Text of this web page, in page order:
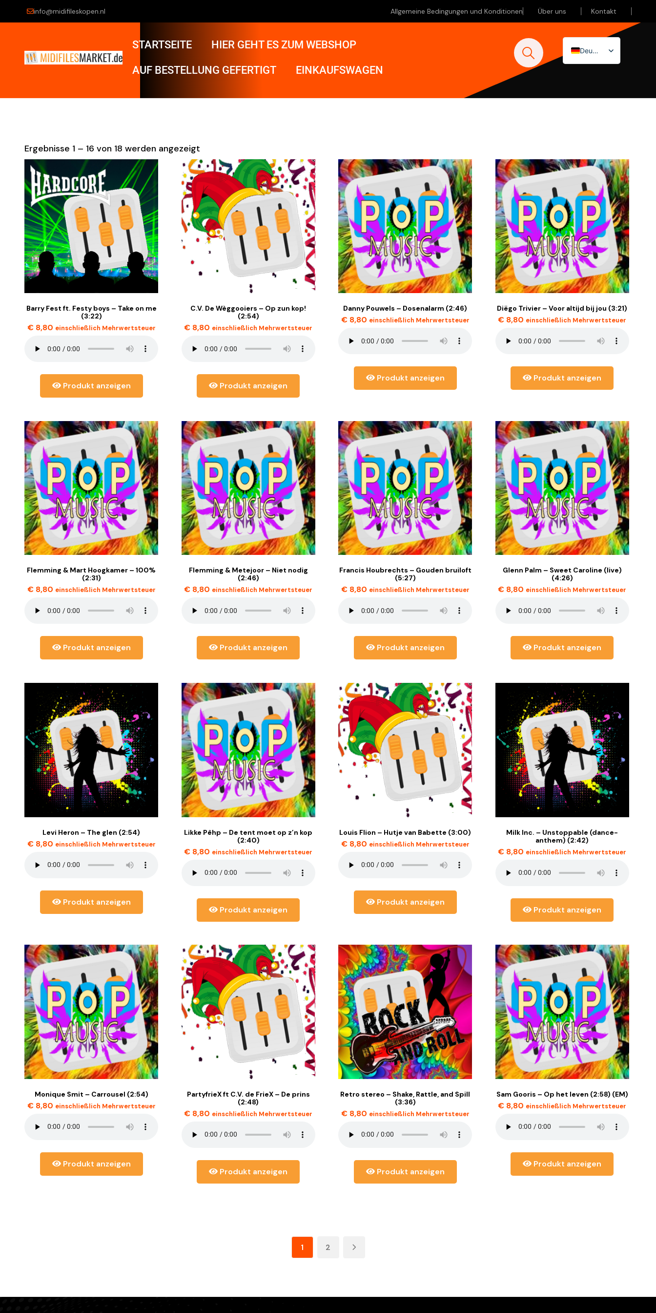
info@midifileskopen.nl Allgemeine Bedingungen und Konditionen Über uns Kontakt
STARTSEITE HIER GEHT ES ZUM WEBSHOP
AUF BESTELLUNG GEFERTIGT EINKAUFSWAGEN
Deutsch
Nederlands
Ergebnisse 1 – 16 von 18 werden angezeigt
Barry Fest ft. Festy boys – Take on me
(3:22)
€8,80 einschließlich Mehrwertsteuer
Produkt anzeigen
C.V. De Wèggooiers – Op zun kop!
(2:54)
€ 8,80 einschließlich Mehrwertsteuer
Produkt anzeigen
Danny Pouwels – Dosenalarm (2:46)
€8,80 einschließlich Mehrwertsteuer
Produkt anzeigen
Diëgo Trivier – Voor altijd bij jou (3:21)
€ 8,80 einschließlich Mehrwertsteuer
Produkt anzeigen
Flemming & Mart Hoogkamer – 100%
(2:31)
€8,80 einschließlich Mehrwertsteuer
Produkt anzeigen
Flemming & Metejoor – Niet nodig
(2:46)
€ 8,80 einschließlich Mehrwertsteuer
Produkt anzeigen
Francis Houbrechts – Gouden bruiloft
(5:27)
€8,80 einschließlich Mehrwertsteuer
Produkt anzeigen
Glenn Palm – Sweet Caroline (live)
(4:26)
€ 8,80 einschließlich Mehrwertsteuer
Produkt anzeigen
Levi Heron – The glen (2:54)
€8,80 einschließlich Mehrwertsteuer
Produkt anzeigen
Likke Pêhp – De tent moet op z’n kop
(2:40)
€ 8,80 einschließlich Mehrwertsteuer
Produkt anzeigen
Louis Flion – Hutje van Babette (3:00)
€8,80 einschließlich Mehrwertsteuer
Produkt anzeigen
Milk Inc. – Unstoppable (dance-
anthem) (2:42)
€ 8,80 einschließlich Mehrwertsteuer
Produkt anzeigen
Monique Smit – Carrousel (2:54)
€8,80 einschließlich Mehrwertsteuer
Produkt anzeigen
PartyfrieX ft C.V. de FrieX – De prins
(2:48)
€ 8,80 einschließlich Mehrwertsteuer
Produkt anzeigen
Retro stereo – Shake, Rattle, and Spill
(3:36)
€8,80 einschließlich Mehrwertsteuer
Produkt anzeigen
Sam Gooris – Op het leven (2:58) (EM)
€ 8,80 einschließlich Mehrwertsteuer
Produkt anzeigen
1 2